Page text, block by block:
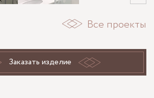
Все проекты
Заказать изделие